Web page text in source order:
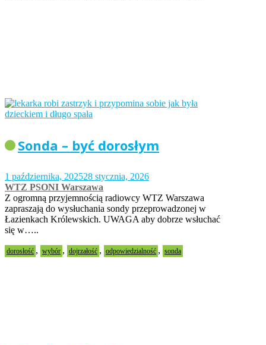
Sonda – być dorosłym
1 października, 202528 stycznia, 2026
WTZ PSONI Warszawa
Z ogromną przyjemnością radiowcy WTZ Warszawa
zapraszają do wysłuchania sondy przeprowadzonej w
Łazienkach Królewskich. UWAGA aby dobrze wsłuchać
się w…..
dorosłość , wybór , dojrzałość , odpowiedzialność , sonda